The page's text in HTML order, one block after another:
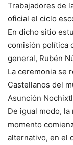
Trabajadores de
oficial el ciclo
En dicho sitio
comisión política
general, Rubén
La ceremonia se
Castellanos del
Asunción
De igual modo,
momento
alternativo, en el